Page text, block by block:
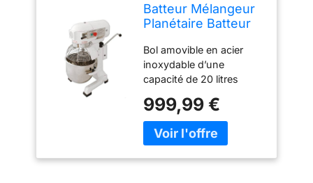
Batteur Mélangeur
Planétaire Batteur
Professionnel de 20
Litres
Bol amovible en acier
inoxydable d’une
capacité de 20 litres
vitesses ajustables pour
différents niveau de
mélanges 3 accessoires
999,99 €